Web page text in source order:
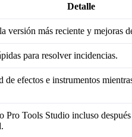
Detalle
versión más reciente y mejoras
para resolver incidencias.
de efectos e instrumentos
Pro Tools Studio incluso